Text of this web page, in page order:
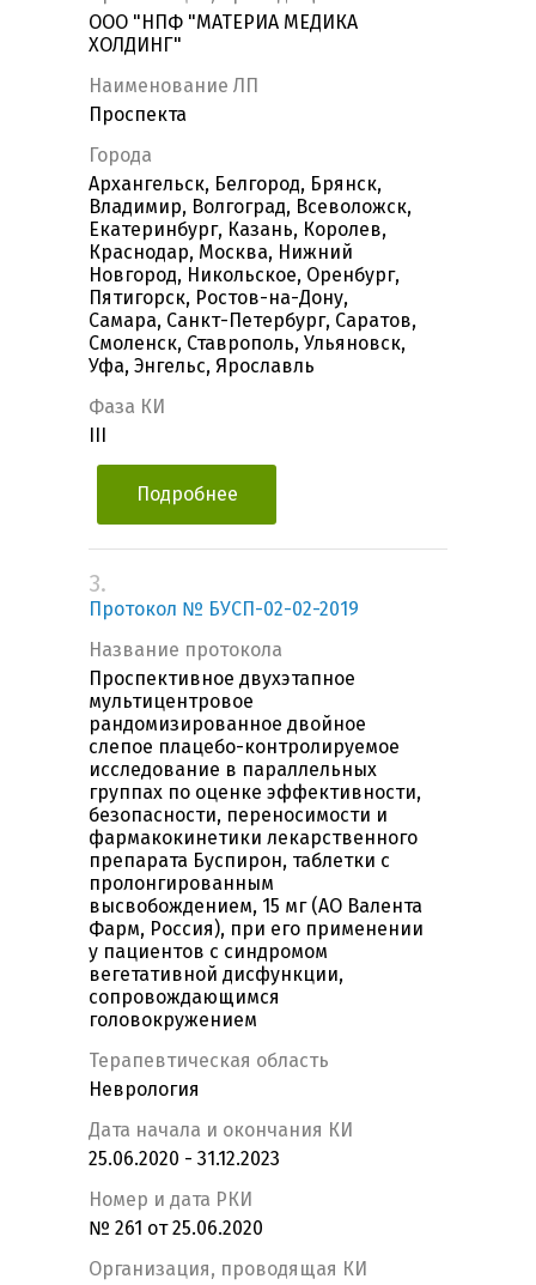
ООО "НПФ "МАТЕРИА МЕДИКА
ХОЛДИНГ"
Наименование ЛП
Проспекта
Города
Архангельск, Белгород, Брянск,
Владимир, Волгоград, Всеволожск,
Екатеринбург, Казань, Королев,
Краснодар, Москва, Нижний
Новгород, Никольское, Оренбург,
Пятигорск, Ростов-на-Дону,
Самара, Санкт-Петербург, Саратов,
Смоленск, Ставрополь, Ульяновск,
Уфа, Энгельс, Ярославль
Фаза КИ
Подробнее
3.
Протокол № БУСП-02-02-2019
Название протокола
Проспективное двухэтапное
мультицентровое
рандомизированное двойное
слепое плацебо-контролируемое
исследование в параллельных
группах по оценке эффективности,
безопасности, переносимости и
фармакокинетики лекарственного
препарата Буспирон, таблетки с
пролонгированным
высвобождением, 15 мг (АО Валента
Фарм, Россия), при его применении
у пациентов с синдромом
вегетативной дисфункции,
сопровождающимся
головокружением
Терапевтическая область
Неврология
Дата начала и окончания КИ
25.06.2020 - 31.12.2023
Номер и дата РКИ
№ 261 от 25.06.2020
Организация, проводящая КИ